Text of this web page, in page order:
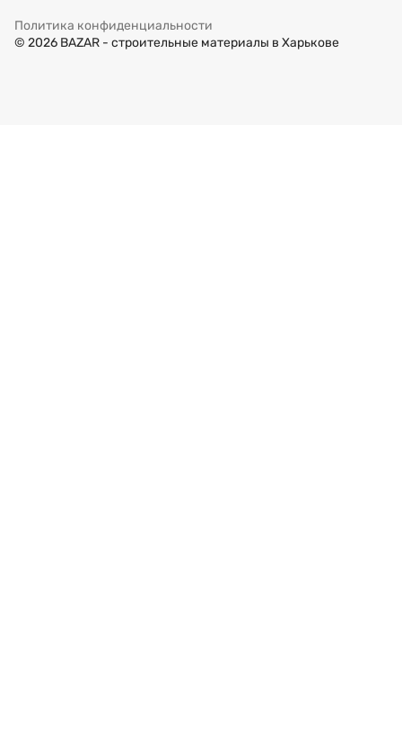
© 2026 BAZAR - строительные материалы в Харькове
Политика конфиденциальности